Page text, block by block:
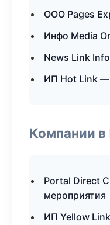
ООО Pages
Инфо Media
News Link
ИП Hot Link
Компании в
Portal Direct
мероприятия
ИП Yellow